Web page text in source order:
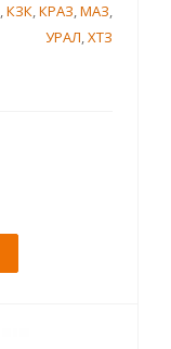
,КЗК,КРАЗ,МАЗ,
УРАЛ,ХТЗ